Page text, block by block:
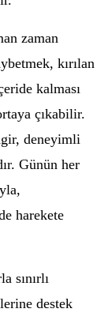
zaman
kırılan
kalması
çıkabilir.
deneyimli
Günün her
harekete
sınırlı
destek